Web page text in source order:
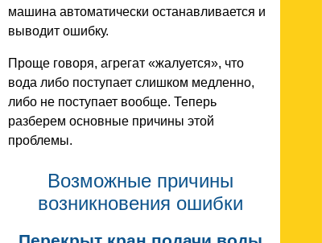
машина автоматически останавливается и
выводит ошибку.
Проще говоря, агрегат «жалуется», что
вода либо поступает слишком медленно,
либо не поступает вообще. Теперь
разберем основные причины этой
проблемы.
Возможные причины
возникновения ошибки